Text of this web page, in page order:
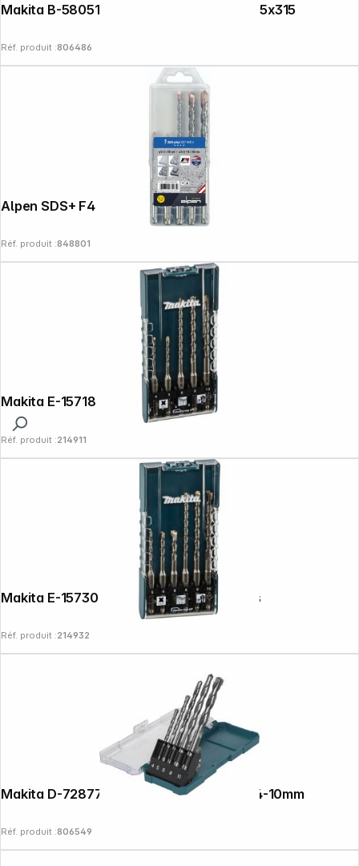
Makita B-58051 Foret NEMESIS2 SDS+ 6,5x315
Réf. produit :806486
Réf. produit :848801
Makita E-15718 Jeu de 5 forets SDS-Plus
Réf. produit :214911
Makita E-15730 Jeu de 6 forets SDS-Plus
Réf. produit :214932
Makita D-72877 Set de mèches à pierre 4-10mm
Réf. produit :806549